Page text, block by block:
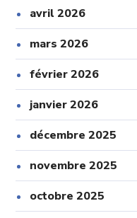
avril 2026
mars 2026
février 2026
janvier 2026
décembre 2025
novembre 2025
octobre 2025